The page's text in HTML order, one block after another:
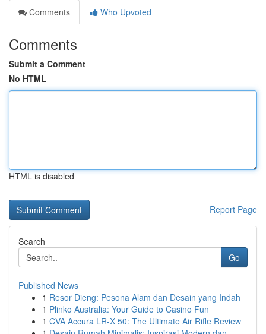
Comments
Who Upvoted
Comments
Submit a Comment
No HTML
HTML is disabled
Report Page
Search
Go
Published News
1 Resor Dieng: Pesona Alam dan Desain yang Indah
1 Plinko Australia: Your Guide to Casino Fun
1 CVA Accura LR-X 50: The Ultimate Air Rifle Review